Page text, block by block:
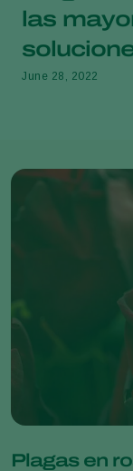
las
June 28, 2022
Plagas en